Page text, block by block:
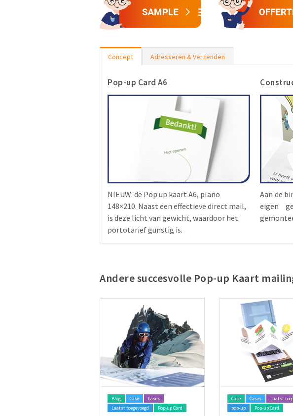
Concept Adresseren & Verzenden
Pop-up Card A6
NIEUW: de Pop up kaart A6, plano
148×210. Naast een effectieve direct mail,
is deze licht van gewicht, waardoor het
portotarief gunstig is.
Aan de
eigen
Andere succesvolle Pop-up Kaart
Blog Case
Cases
Laatst toegevoegd
Pop-up Card
Case Cases
Laatst
pop-up
Pop-up Card